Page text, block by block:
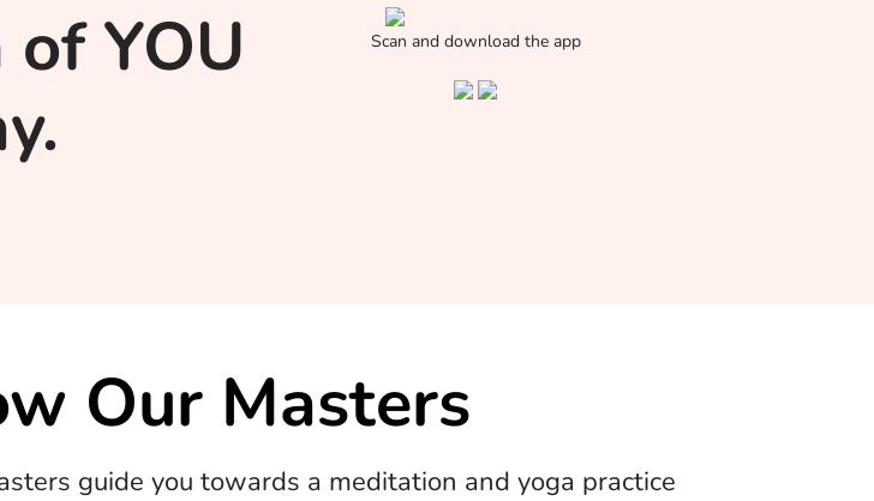
YOU
Scan and download the app
Our Masters
guide you towards a meditation and yoga practice